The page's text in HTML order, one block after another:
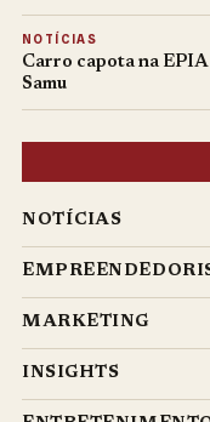
NOTÍCIAS
Carro capota na
Samu
NOTÍCIAS
MARKETING
INSIGHTS